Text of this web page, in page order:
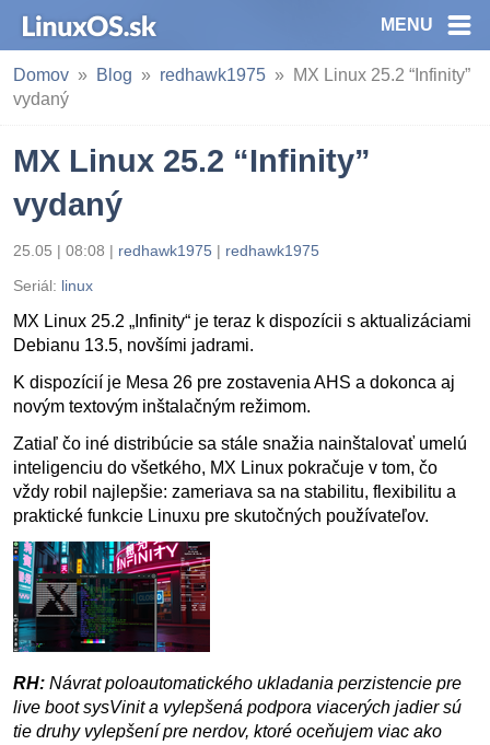
MENU
Domov Blog redhawk1975
MX Linux 25.2 “Infinity”
vydaný
MX Linux 25.2 “Infinity”
vydaný
25.05 | 08:08 | redhawk1975 | redhawk1975
Seriál: linux
MX Linux 25.2 „Infinity“ je teraz k dispozícii s aktualizáciami
Debianu 13.5, novšími jadrami.
K dispozícií je Mesa 26 pre zostavenia AHS a dokonca aj
novým textovým inštalačným režimom.
Zatiaľ čo iné distribúcie sa stále snažia nainštalovať umelú
inteligenciu do všetkého, MX Linux pokračuje v tom, čo
vždy robil najlepšie: zameriava sa na stabilitu, flexibilitu a
praktické funkcie Linuxu pre skutočných používateľov.
RH: Návrat poloautomatického ukladania perzistencie pre
live boot sysVinit a vylepšená podpora viacerých jadier sú
tie druhy vylepšení pre nerdov, ktoré oceňujem viac ako